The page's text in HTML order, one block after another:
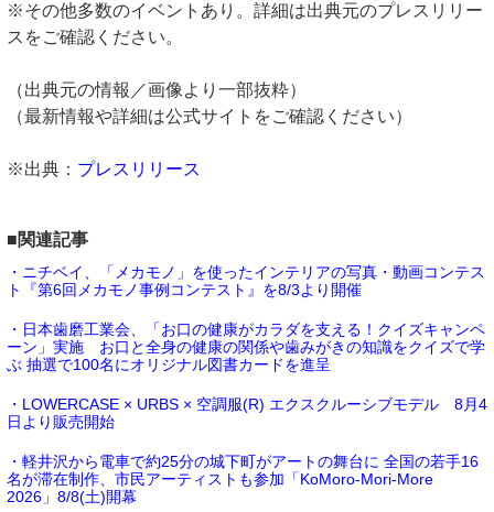
※その他多数のイベントあり。詳細は出典元のプレスリリー
スをご確認ください。
（出典元の情報／画像より一部抜粋）
（最新情報や詳細は公式サイトをご確認ください）
※出典： プレスリリース
■関連記事
・ニチベイ、「メカモノ」を使ったインテリアの写真・動画コンテス
ト『第6回メカモノ事例コンテスト』を8/3より開催
・日本歯磨工業会、「お口の健康がカラダを支える！クイズキャンペ
ーン」実施 お口と全身の健康の関係や歯みがきの知識をクイズで学
ぶ 抽選で100名にオリジナル図書カードを進呈
・LOWERCASE × URBS × 空調服(R) エクスクルーシブモデル 8月4
日より販売開始
・軽井沢から電車で約25分の城下町がアートの舞台に 全国の若手16
名が滞在制作、市民アーティストも参加「KoMoro-Mori-More
2026」8/8(土)開幕